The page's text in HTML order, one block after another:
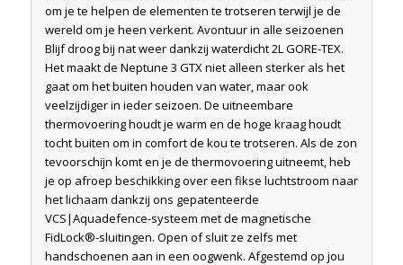
om je te helpen de elementen te trotseren terwijl je de
wereld om je heen verkent. Avontuur in alle seizoenen
Blijf droog bij nat weer dankzij waterdicht 2L GORE-TEX.
Het maakt de Neptune 3 GTX niet alleen sterker als het
gaat om het buiten houden van water, maar ook
veelzijdiger in ieder seizoen. De uitneembare
thermovoering houdt je warm en de hoge kraag houdt
tocht buiten om in comfort de kou te trotseren. Als de zon
tevoorschijn komt en je de thermovoering uitneemt, heb
je op afroep beschikking over een fikse luchtstroom naar
het lichaam dankzij ons gepatenteerde
VCS|Aquadefence-systeem met de magnetische
FidLock®-sluitingen. Open of sluit ze zelfs met
handschoenen aan in een oogwenk. Afgestemd op jou